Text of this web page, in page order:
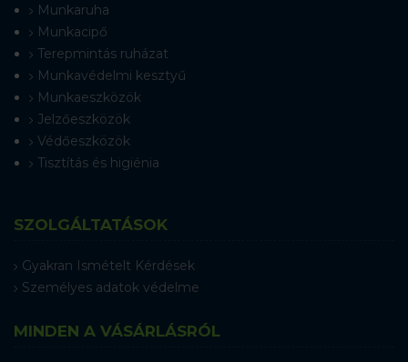
Munkaruha
Munkacipő
Terepmintás ruházat
Munkavédelmi kesztyű
Munkaeszközök
Jelzőeszközök
Védőeszközök
Tisztítás és higiénia
SZOLGÁLTATÁSOK
Gyakran Ismételt Kérdések
Személyes adatok védelme
MINDEN A VÁSÁRLÁSRÓL